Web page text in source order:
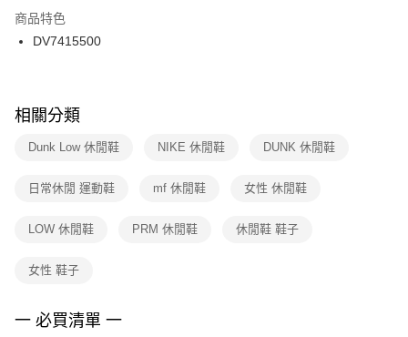
２．訂單成立數日內，您將收到繳費通知簡訊。
３．收到繳費通知簡訊後14天內，點擊此簡訊中的連結，可透過四大超商／
ATM／網路銀行／等多元方式進行付款，方視為交易完成。
※ 交易是否成功請以「AFTEE先享後付 」之結帳頁面顯示為準，若有關於
是否繳費成功／繳費後需取消欲退款等相關疑問，請聯繫「AFTEE先享後付
客戶支援中心」https://netprotections.freshdesk.com/support/home
１．透過由恩沛科技股份有限公司提供之「AFTEE先享後付」服務完成之交
權轉讓予恩沛科技股份有限公司。
３．未成年的使用者請事先徵得法定代理人或監護人之同意方可使用
４．使用「AFTEE先享後付」時，將依據個別帳號之用戶狀況，依本公司即
付款後門市自取
每筆NT$100，滿NT$1,500(含以上)免運費
商品特色
DV7415500
相關分類
Dunk Low 休閒鞋 NIKE 休閒鞋 DUNK 休閒鞋
日常休閒 運動鞋 mf 休閒鞋 女性 休閒鞋
LOW 休閒鞋 PRM 休閒鞋 休閒鞋 鞋子
女性 鞋子
一 必買清單 一